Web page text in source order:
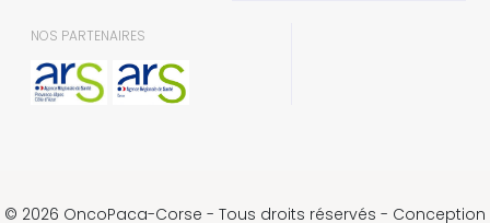
NOS PARTENAIRES
© 2026 OncoPaca-Corse - Tous droits réservés - Conception